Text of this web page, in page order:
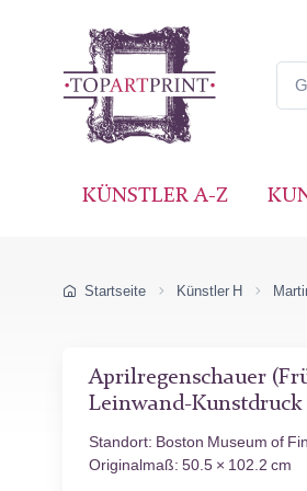
KÜNSTLER A-Z
Startseite Künstler H
Aprilregenschauer
Leinwand-Kunstdruck
Standort: Boston Museum of
Originalmaß: 50.5 × 102.2 cm